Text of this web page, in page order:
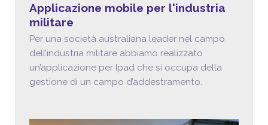
Applicazione mobile per l'industria
militare
Per una società australiana leader nel campo
dell’industria militare abbiamo realizzato
un’applicazione per Ipad che si occupa della
gestione di un campo d’addestramento.